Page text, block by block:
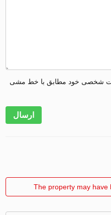
شخصی خود مطابق با خط مشی
ارسال
The property may have